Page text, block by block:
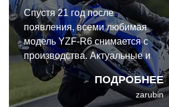
ПОДРОБНЕЕ
Спустя 21 год после
появления, всеми любимая
модель YZF-R6 снимается с
производства. Актуальные и
современные модели, такие
как V-Star 250, Bolt R-Spec,
XSR700 и XSR900, Superzarubin